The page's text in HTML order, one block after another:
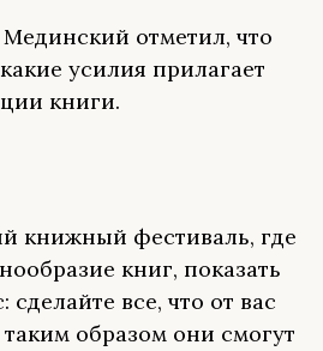
отметил, что
усилия прилагает
книги.
книжный фестиваль, где
книг, показать
все, что от вас
образом они смогут